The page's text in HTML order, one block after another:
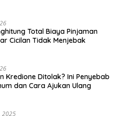
Total Biaya Pinjaman
Cicilan Tidak Menjebak
Kredione Ditolak? Ini Penyebab
dan Cara Ajukan Ulang
2025